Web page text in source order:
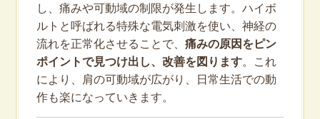
し、痛みや可動域の制限が発生します。ハイボ
ルトと呼ばれる特殊な電気刺激を使い、神経の
流れを正常化させることで、 痛みの原因をピン
ポイントで見つけ出し、改善を図ります。これ
により、肩の可動域が広がり、日常生活での動
作も楽になっていきます。